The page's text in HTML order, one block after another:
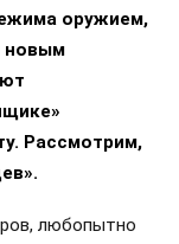
оружием,
новым
Рассмотрим,
любопытно